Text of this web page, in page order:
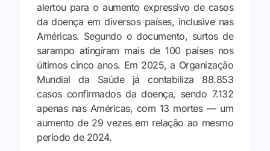
alertou para o aumento expressivo de casos
da doença em diversos países, inclusive nas
Américas. Segundo o documento, surtos de
sarampo atingiram mais de 100 países nos
últimos cinco anos. Em 2025, a Organização
Mundial da Saúde já contabiliza 88.853
casos confirmados da doença, sendo 7.132
apenas nas Américas, com 13 mortes — um
aumento de 29 vezes em relação ao mesmo
período de 2024.